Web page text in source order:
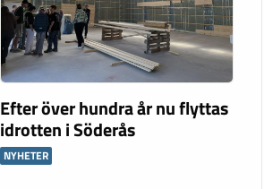
Efter över hundra år nu flyttas
idrotten i Söderås
NYHETER